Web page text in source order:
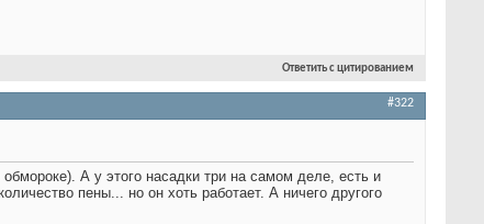
Ответить с цитированием
#322
А у этого насадки три на самом деле, есть и
пены... но он хоть работает. А ничего другого